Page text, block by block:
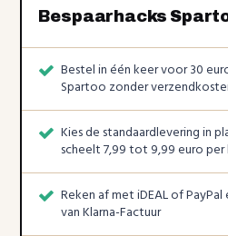
Bespaarhacks
Bestel in één keer voor 30
Spartoo zonder
Kies de standaardlevering in
scheelt 7,99 tot 9,99 euro
Reken af met iDEAL of
van Klarna-Factuur